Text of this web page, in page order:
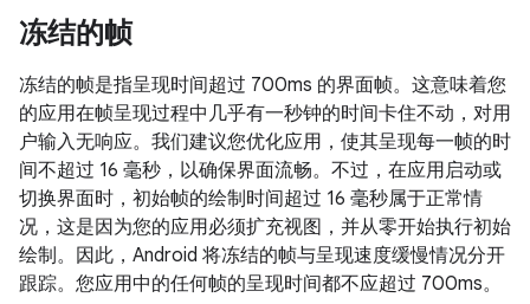
冻结的帧
冻结的帧是指呈现时间超过 700ms 的界面帧。这意味着您
的应用在帧呈现过程中几乎有一秒钟的时间卡住不动，对用
户输入无响应。我们建议您优化应用，使其呈现每一帧的时
间不超过 16 毫秒，以确保界面流畅。不过，在应用启动或
切换界面时，初始帧的绘制时间超过 16 毫秒属于正常情
况，这是因为您的应用必须扩充视图，并从零开始执行初始
绘制。因此，Android 将冻结的帧与呈现速度缓慢情况分开
跟踪。您应用中的任何帧的呈现时间都不应超过 700ms。